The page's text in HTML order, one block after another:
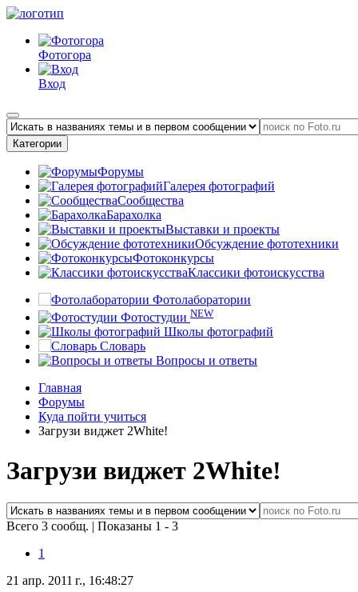
Фотогора
Вход
Категории
Форумы
Галерея фотографий
Сообщества
Барахолка
Выставки и проекты
Обсуждение фототехники
Фотоконкурсы
Классики фотоискусства
Фотолаборатории
Фотостудии NEW
Школы фотографий
Словарь
Вопросы и ответы
Главная
Форумы
Куда пойти учиться
Загрузи виджет 2White!
Загрузи виджет 2White!
Всего 3 сообщ. | Показаны 1 - 3
1
21 апр. 2011 г., 16:48:27